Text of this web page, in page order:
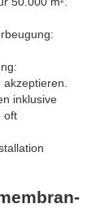
inklusive
oft